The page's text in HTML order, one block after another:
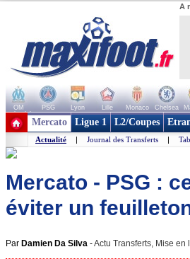
A
OM PSG Lyon Lille Monaco Chelsea
+ de clubs
Mercato Ligue 1 L2/Coupes
Actualité | Journal des Transferts |
Mercato - PSG :
éviter un
Par Damien Da Silva -Actu Transferts, Mise en